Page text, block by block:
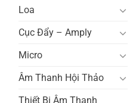
Loa
Cục Đẩy – Amply
Micro
Âm Thanh Hội Thảo
Thiết Bị Âm Thanh